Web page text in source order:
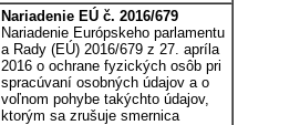
Nariadenie EÚ č. 2016/679
Nariadenie Európskeho parlamentu
a Rady (EÚ) 2016/679 z 27. apríla
2016 o ochrane fyzických osôb pri
spracúvaní osobných údajov a o
voľnom pohybe takýchto údajov,
ktorým sa zrušuje smernica